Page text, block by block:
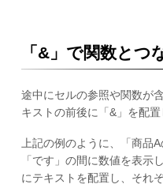
「&」で関数とつ
途中にセルの参照や関数が
キストの前後に「&」を配置
上記の例のように、「商品
「です」の間に数値を表示
にテキストを配置し、それ